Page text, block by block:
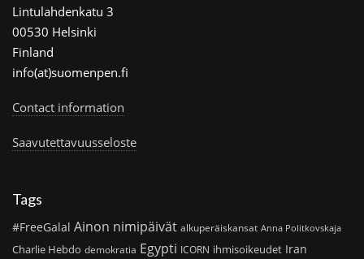
Lintulahdenkatu 3
00530 Helsinki
Finland
info(at)suomenpen.fi
Contact information
Saavutettavuusseloste
Tags
#FreeGalal Ainon nimipäivät alkuperäiskansat Anna Politkovskaja
Charlie Hebdo demokratia Egypti ICORN ihmisoikeudet Iran